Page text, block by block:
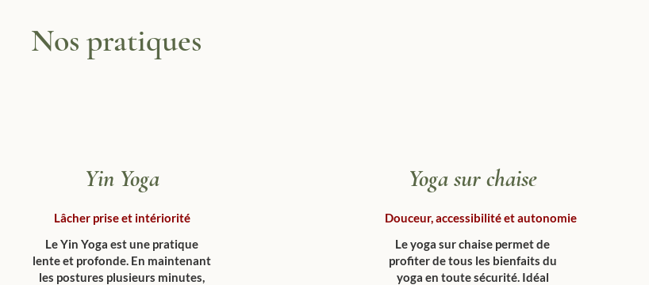
Nos pratiques
Yin Yoga
Lâcher prise et intériorité
Le Yin Yoga est une pratique
lente et profonde. En maintenant
les postures plusieurs minutes,
Yoga sur chaise
Douceur, accessibilité et autonomie
Le yoga sur chaise permet de
profiter de tous les bienfaits du
yoga en toute sécurité. Idéal